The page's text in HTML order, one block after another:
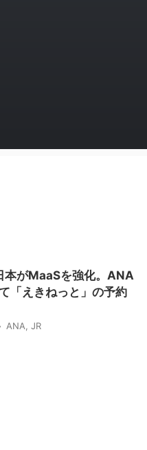
本がMaaSを強化。ANA
「えきねっと」の予約
ANA JR